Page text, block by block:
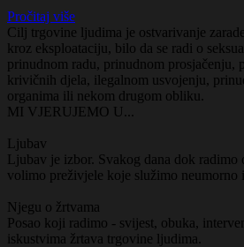
Pročitaj više
Cilj trgovine ljudima je ostvarivanje
kroz eksploataciju, bilo da se radi o
prinudnom radu, prinudnom prosjačenju,
krivičnih djela, ilegalnom usvojenju,
organima ili nekom drugom obliku.
MI VJERUJEMO U...
Ljubav
Ljubav je izbor. Svakog dana dok radimo
volimo preživjele koje služimo neumorno
Njegu o žrtvama
Posao koji radimo - svijest, obuka,
iskustvima žrtava trgovine ljudima.